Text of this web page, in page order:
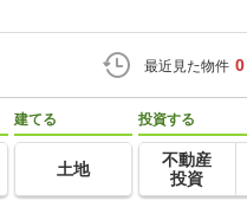
最近見た物件 0
建てる
土地
投資する
不動産
投資